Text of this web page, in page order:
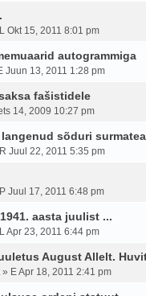
L Okt 15, 2011 8:01 pm
autogrammiga
Juun 13, 2011 1:28 pm
fašistidele
14, 2009 10:27 pm
sõduri
R Juul 22, 2011 5:35 pm
P Juul 17, 2011 6:48 pm
aasta juulist ...
L Apr 23, 2011 6:44 pm
August Allelt.
» E Apr 18, 2011 2:41 pm